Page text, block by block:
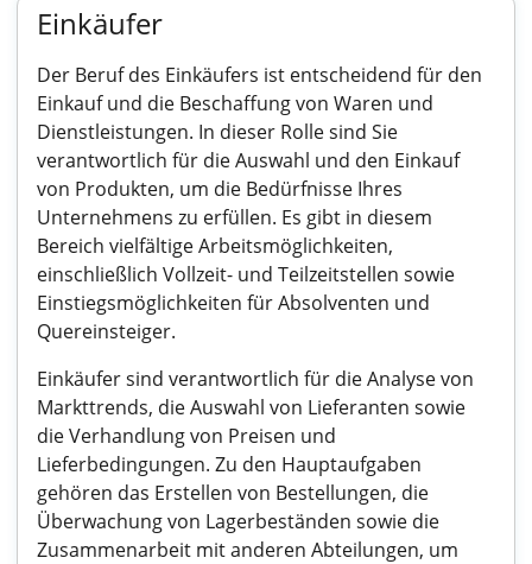
Einkäufer
Der Beruf des Einkäufers ist entscheidend für den
Einkauf und die Beschaffung von Waren und
Dienstleistungen. In dieser Rolle sind Sie
verantwortlich für die Auswahl und den Einkauf
von Produkten, um die Bedürfnisse Ihres
Unternehmens zu erfüllen. Es gibt in diesem
Bereich vielfältige Arbeitsmöglichkeiten,
einschließlich Vollzeit- und Teilzeitstellen sowie
Einstiegsmöglichkeiten für Absolventen und
Quereinsteiger.
Einkäufer sind verantwortlich für die Analyse von
Markttrends, die Auswahl von Lieferanten sowie
die Verhandlung von Preisen und
Lieferbedingungen. Zu den Hauptaufgaben
gehören das Erstellen von Bestellungen, die
Überwachung von Lagerbeständen sowie die
Zusammenarbeit mit anderen Abteilungen, um